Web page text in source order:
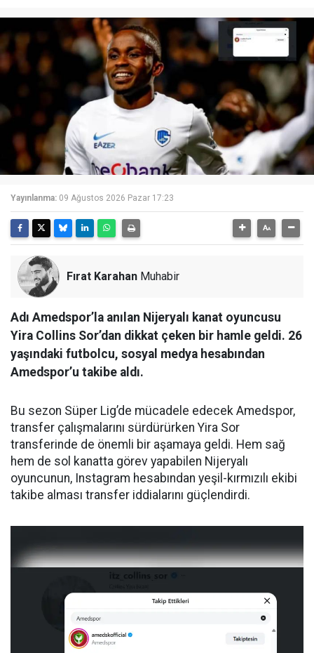
Yayınlanma: 09 Ağustos 2026 Pazar 17:23
Fırat Karahan Muhabir
Adı Amedspor’la anılan Nijeryalı kanat oyuncusu
Yira Collins Sor’dan dikkat çeken bir hamle geldi. 26
yaşındaki futbolcu, sosyal medya hesabından
Amedspor’u takibe aldı.
Bu sezon Süper Lig’de mücadele edecek Amedspor,
transfer çalışmalarını sürdürürken Yira Sor
transferinde de önemli bir aşamaya geldi. Hem sağ
hem de sol kanatta görev yapabilen Nijeryalı
oyuncunun, Instagram hesabından yeşil-kırmızılı ekibi
takibe alması transfer iddialarını güçlendirdi.